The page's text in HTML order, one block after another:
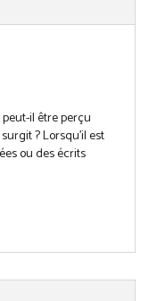
il être perçu
? Lorsqu’il est
ou des écrits